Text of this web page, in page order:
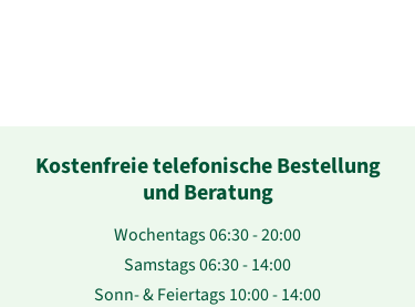
Kostenfreie telefonische Bestellung
und Beratung
Wochentags 06:30 - 20:00
Samstags 06:30 - 14:00
Sonn- & Feiertags 10:00 - 14:00